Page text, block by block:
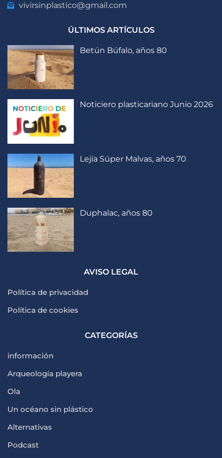
vivirsinplastico@gmail.com
ÚLTIMOS ARTÍCULOS
Betún Búfalo, años 80
Noticiero plasticariano Junio 2026
Lejía Súper Malvas, años 70
Duphalac, años 80
AVISO LEGAL
Política de privacidad
Política de cookies
CATEGORÍAS
información
Arqueología playera
Ola
Un océano sin plástico
Alternativas
Podcast